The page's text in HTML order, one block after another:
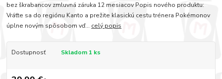
bez škrabancov zmluvná záruka 12 mesiacov Popis nového produktu:
Vráťte sa do regiónu Kanto a prežite klasickú cestu trénera Pokémonov
úplne novým spôsobom vď... celý popis
Dostupnosť Skladom 1 ks